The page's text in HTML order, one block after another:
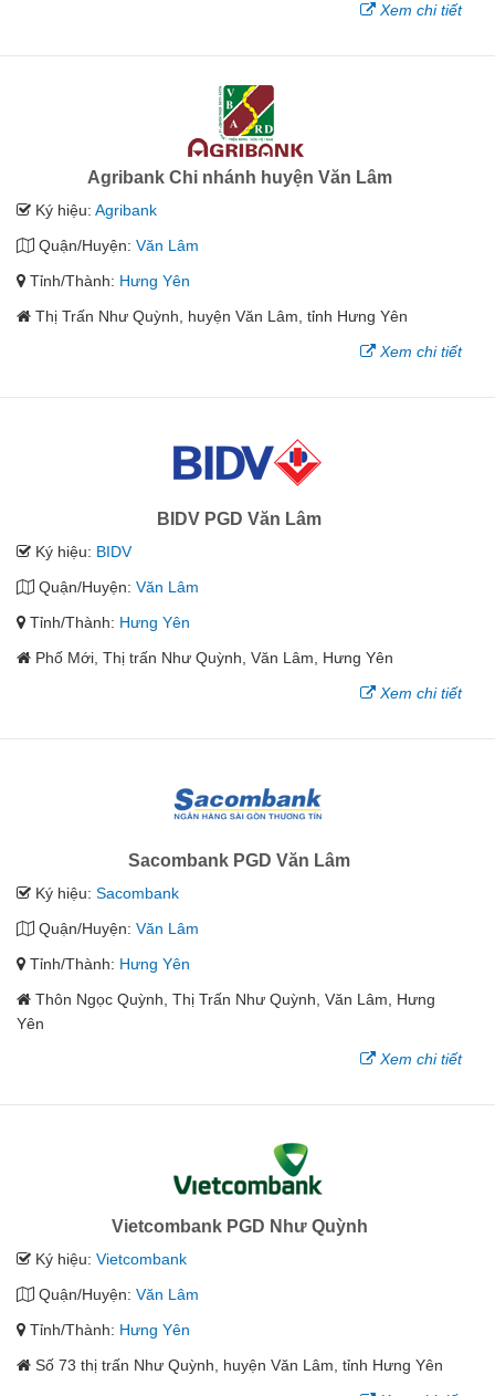
Xem chi tiết
Agribank Chi nhánh huyện Văn Lâm
Ký hiệu: Agribank
Quận/Huyện: Văn Lâm
Tỉnh/Thành: Hưng Yên
Thị Trấn Như Quỳnh, huyện Văn Lâm, tỉnh Hưng Yên
Xem chi tiết
BIDV PGD Văn Lâm
Ký hiệu: BIDV
Quận/Huyện: Văn Lâm
Tỉnh/Thành: Hưng Yên
Phố Mới, Thị trấn Như Quỳnh, Văn Lâm, Hưng Yên
Xem chi tiết
Sacombank PGD Văn Lâm
Ký hiệu: Sacombank
Quận/Huyện: Văn Lâm
Tỉnh/Thành: Hưng Yên
Thôn Ngọc Quỳnh, Thị Trấn Như Quỳnh, Văn Lâm, Hưng
Yên
Xem chi tiết
Vietcombank PGD Như Quỳnh
Ký hiệu: Vietcombank
Quận/Huyện: Văn Lâm
Tỉnh/Thành: Hưng Yên
Số 73 thị trấn Như Quỳnh, huyện Văn Lâm, tỉnh Hưng Yên